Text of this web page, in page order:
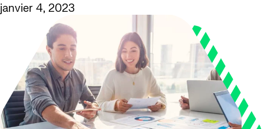
janvier 4, 2023